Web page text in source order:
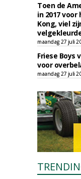
Toen de
in 2017
Kong, viel
maandag 27 juli
Friese Boys
voor
maandag 27 juli